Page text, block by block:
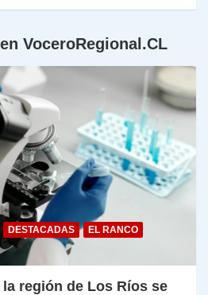
VoceroRegional.CL
DESTACADAS
EL RANCO
región de Los Ríos se